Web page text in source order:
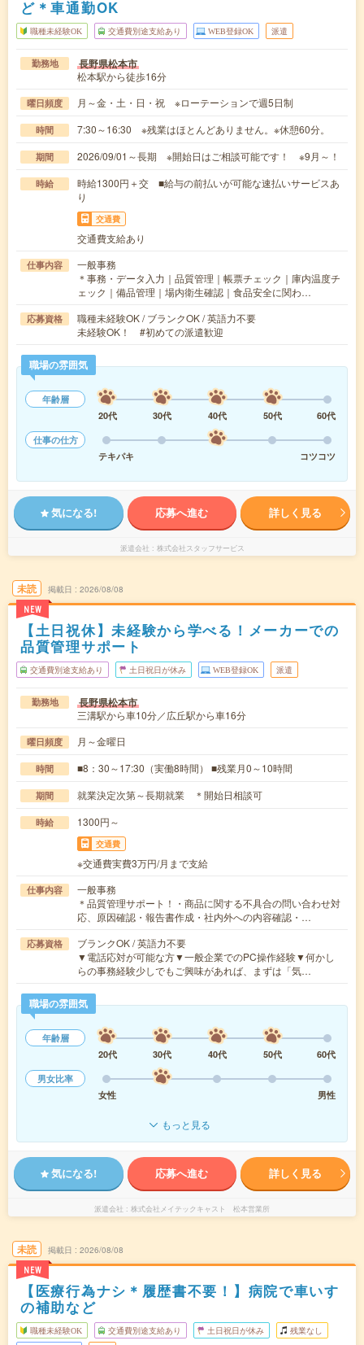
ど＊車通勤OK
職種未経験OK 交通費別途支給あり WEB登録OK 派遣
勤務地 長野県松本市
松本駅から徒歩16分
曜日頻度 月～金・土・日・祝 ※ローテーションで週5日制
時間 7:30～16:30 ※残業はほとんどありません。※休憩60分。
期間 2026/09/01～長期 ※開始日はご相談可能です！ ※9月～！
時給
時給1300円＋交 ■給与の前払いが可能な速払いサービスあ
り
交通費
交通費支給あり
仕事内容
一般事務
＊事務・データ入力｜品質管理｜帳票チェック｜庫内温度チ
ェック｜備品管理｜場内衛生確認｜食品安全に関わ…
応募資格
職種未経験OK / ブランクOK / 英語力不要
未経験OK！ #初めての派遣歓迎
職場の雰囲気
年齢層
20代
30代 40代 50代
60代
仕事の仕方
テキパキ
コツコツ
気になる! 応募へ進む 詳しく見る
派遣会社 株式会社スタッフサービス
未読
NEW
掲載日 2026/08/08
【土日祝休】未経験から学べる！メーカーでの
品質管理サポート
交通費別途支給あり 土日祝日が休み WEB登録OK 派遣
勤務地 長野県松本市
三溝駅から車10分／広丘駅から車16分
曜日頻度 月～金曜日
時間 ■8：30～17:30（実働8時間） ■残業月0～10時間
期間 就業決定次第～長期就業 ＊開始日相談可
時給 1300円～
交通費
※交通費実費3万円/月まで支給
仕事内容
一般事務
＊品質管理サポート！・商品に関する不具合の問い合わせ対
応、原因確認・報告書作成・社内外への内容確認・…
応募資格
ブランクOK / 英語力不要
▼電話応対が可能な方▼一般企業でのPC操作経験▼何かし
らの事務経験少しでもご興味があれば、まずは「気…
職場の雰囲気
年齢層
20代
30代 40代 50代
60代
男女比率
女性
男性
もっと見る
気になる! 応募へ進む 詳しく見る
派遣会社 株式会社メイテックキャスト 松本営業所
未読
NEW
掲載日 2026/08/08
【医療行為ナシ＊履歴書不要！】病院で車いす
の補助など
職種未経験OK 交通費別途支給あり 土日祝日が休み 残業なし